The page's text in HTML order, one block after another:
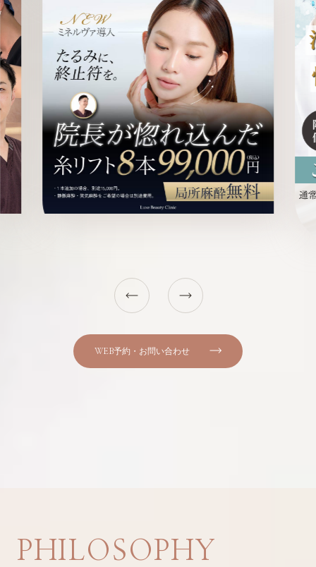
WEB予約・お問い合わせ
PHILOSOPHY